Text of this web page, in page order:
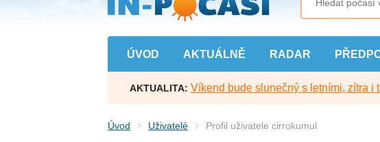
obsah
ÚVOD AKTUÁLNĚ RADAR
AKTUALITA: Víkend bude slunečný s letními, zítra i
Úvod Uživatelé Profil uživatele cirrokumul